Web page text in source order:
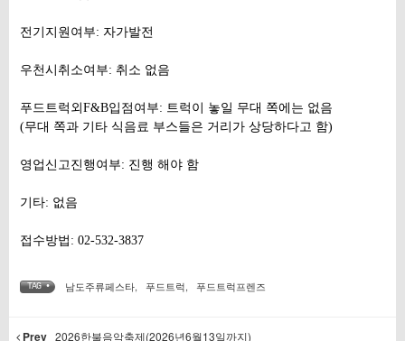
전기지원여부: 자가발전
우천시취소여부: 취소 없음
푸드트럭외F&B입점여부: 트럭이 놓일 무대 쪽에는 없음
(무대 쪽과 기타 식음료 부스들은 거리가 상당하다고 함)
영업신고진행여부: 진행 해야 함
기타: 없음
접수방법: 02-532-3837
TAG • 남도주류페스타, 푸드트럭, 푸드트럭프렌즈
Prev 2026한불음악축제(2026년6월13일까지)